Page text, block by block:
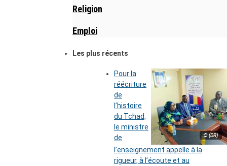
Religion
Emploi
Les plus récents
© (DR)
Pour la
réécriture
de
l’histoire
du Tchad,
le ministre
de
l’enseignement appelle à la
rigueur, à l’écoute et au